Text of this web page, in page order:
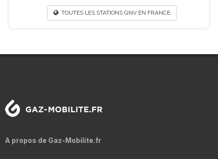
TOUTES LES STATIONS GNV EN FRANCE
A propos de Gaz-Mobilite.fr